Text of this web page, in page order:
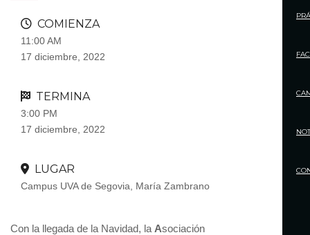
COMIENZA
11:00 AM
17 diciembre, 2022
TERMINA
3:00 PM
17 diciembre, 2022
LUGAR
Campus UVA de Segovia, María Zambrano
Con la llegada de la Navidad, la Asociación
: